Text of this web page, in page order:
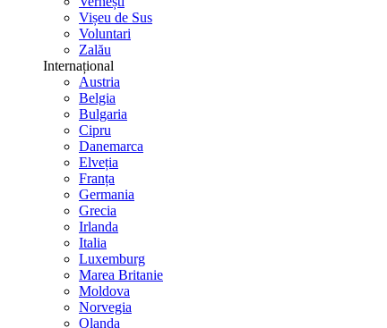
Vișeu de Sus
Voluntari
Zalău
Internațional
Austria
Belgia
Bulgaria
Cipru
Danemarca
Elveția
Franța
Germania
Grecia
Irlanda
Italia
Luxemburg
Marea Britanie
Moldova
Norvegia
Olanda